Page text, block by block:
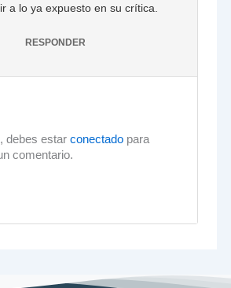
a lo ya expuesto en su crítica.
RESPONDER
debes estar conectadopara
comentario.